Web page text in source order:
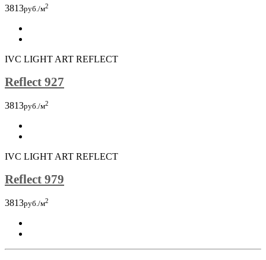
3813руб./м2
IVC LIGHT ART REFLECT
Reflect 927
3813руб./м2
IVC LIGHT ART REFLECT
Reflect 979
3813руб./м2